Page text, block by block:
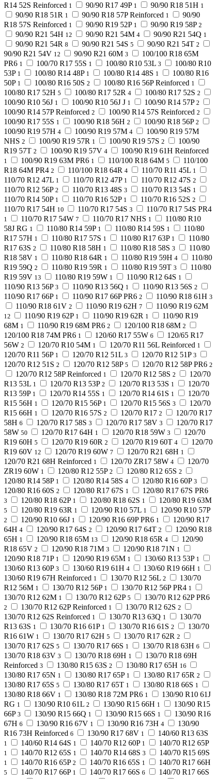
R14 52S Reinforced 1 90/90 R17 49P 1 90/90 R18 51H 1
90/90 R18 51R 1 90/90 R18 57P Reinforced 1
90/90
R18 57S Reinforced 1 90/90 R19 52P 1 90/90 R19 58P 2
90/90 R21 54H 12 90/90 R21 54M 4 90/90 R21 54Q 1
90/90 R21 54R 8 90/90 R21 54S 5 90/90 R21 54T 2
90/90 R21 54V 12 90/90 R21 60M 3
100/100 R18 65M
PR6 1 100/70 R17 55S 1 100/80 R10 53L 3
100/80 R10
53P 1 100/80 R14 48P 1 100/80 R14 48S 1
100/80 R16
50P 1 100/80 R16 50S 2 100/80 R16 56P Reinforced 1
100/80 R17 52H 5 100/80 R17 52R 4 100/80 R17 52S 2
100/90 R10 56J 1 100/90 R10 56J J 1 100/90 R14 57P 2
100/90 R14 57P Reinforced 2 100/90 R14 57S Reinforced 2
100/90 R17 55S 1 100/90 R18 56H 2 100/90 R18 56P 2
100/90 R19 57H 4 100/90 R19 57M 4
100/90 R19 57M
NHS 2 100/90 R19 57R 1 100/90 R19 57S 2
100/90
R19 57T 2 100/90 R19 57V 4 100/90 R19 61H Reinforced
1 100/90 R19 63M PR6 1 110/100 R18 64M 5
110/100
R18 64M PR4 2 110/100 R18 64R 4 110/70 R11 45L 1
110/70 R12 47L 1 110/70 R12 47P 1 110/70 R12 47S 2
110/70 R12 56P 2 110/70 R13 48S 3 110/70 R13 54S 1
110/70 R14 50P 1 110/70 R16 52P 1 110/70 R16 52S 2
110/70 R17 54H 10 110/70 R17 54S 3 110/70 R17 54S PR4
1 110/70 R17 54W 7 110/70 R17 NHS 1
110/80 R10
58J RG 1 110/80 R14 59P 1 110/80 R14 59S 1
110/80
R17 57H 1 110/80 R17 57S 1 110/80 R17 63P 1
110/80
R17 63S 2 110/80 R18 58H 1 110/80 R18 58S 3
110/80
R18 58V 1 110/80 R18 64R 1 110/80 R19 59H 4
110/80
R19 59Q 2 110/80 R19 59R 1 110/80 R19 59T 3
110/80
R19 59V 13 110/80 R19 59W 1 110/90 R12 64S 1
110/90 R13 56P 3 110/90 R13 56Q 1 110/90 R13 56S 2
110/90 R17 66P 1 110/90 R17 66P PR6 2 110/90 R18 61H 3
110/90 R18 61V 2 110/90 R19 62H 7 110/90 R19 62M
12 110/90 R19 62P 1 110/90 R19 62R 1
110/90 R19
68M 1 110/90 R19 68M PR6 2 120/100 R18 68M 2
120/100 R18 74M PR6 1 120/60 R17 55W 6
120/65 R17
56W 2 120/70 R10 54M 1 120/70 R11 56L Reinforced 1
120/70 R11 56P 1 120/70 R12 51L 3 120/70 R12 51P 3
120/70 R12 51S 2 120/70 R12 58P 5 120/70 R12 58P PR6 2
120/70 R12 58P Reinforced 1 120/70 R12 58S 2
120/70
R13 53L 1 120/70 R13 53P 2 120/70 R13 53S 1
120/70
R13 59P 1 120/70 R14 55S 1 120/70 R14 61S 1
120/70
R15 56H 1 120/70 R15 56P 1 120/70 R15 56S 3
120/70
R15 66H 1 120/70 R16 57S 2 120/70 R17 2
120/70 R17
58H 6 120/70 R17 58S 3 120/70 R17 58V 3
120/70 R17
58W 50 120/70 R17 64H 1 120/70 R18 59W 3
120/70
R19 60H 5 120/70 R19 60R 2 120/70 R19 60T 4
120/70
R19 60V 12 120/70 R19 60W 7 120/70 R21 68H 1
120/70 R21 68H Reinforced 1 120/70 ZR17 58W 4
120/70
ZR19 60W 1 120/80 R12 55P 2 120/80 R12 65S 2
120/80 R14 58P 1 120/80 R14 58S 4 120/80 R16 60P 3
120/80 R16 60S 2 120/80 R17 67S 1 120/80 R17 67S PR6
3 120/80 R18 62P 1 120/80 R18 62S 1 120/80 R19 63M
5 120/80 R19 63R 1 120/90 R10 57L 1 120/90 R10 57P
2 120/90 R10 66J 1 120/90 R16 69P PR6 1
120/90 R17
64H 4 120/90 R17 64S 2 120/90 R17 64T 2
120/90 R18
65H 1 120/90 R18 65M 13 120/90 R18 65R 4
120/90
R18 65V 2 120/90 R18 71M 3 120/90 R18 71N 1
120/90 R18 71P 1 120/90 R19 65M 1 130/60 R13 53P 1
130/60 R13 60P 3 130/60 R19 61H 4 130/60 R19 66H 1
130/60 R19 67H Reinforced 1 130/70 R12 56L 2
130/70
R12 56M 1 130/70 R12 56P 1 130/70 R12 56P PR4 1
130/70 R12 62M 1 130/70 R12 62P 5 130/70 R12 62P PR6
2 130/70 R12 62P Reinforced 1 130/70 R12 62S 2
130/70 R12 62S Reinforced 1 130/70 R13 63Q 1
130/70
R13 63S 1 130/70 R16 61P 1 130/70 R16 61S 2
130/70
R16 61W 1 130/70 R17 62H 5 130/70 R17 62R 2
130/70 R17 62S 5 130/70 R17 66S 1 130/70 R18 63H 6
130/70 R18 63V 3 130/70 R18 69H 1
130/70 R18 69H
Reinforced 3 130/80 R15 63S 2 130/80 R17 65H 16
130/80 R17 65N 1 130/80 R17 65P 1 130/80 R17 65R 2
130/80 R17 65S 5 130/80 R17 65T 1 130/80 R18 66S 1
130/80 R18 66V 1 130/80 R18 72M PR6 1
130/90 R10 61J
RG 1 130/90 R10 61L 2 130/90 R15 66H 1
130/90 R15
66P 3 130/90 R15 66Q 1 130/90 R15 66S 1
130/90 R16
67H 6 130/90 R16 67V 1 130/90 R16 73H 4
130/90
R16 73H Reinforced 6 130/90 R17 68V 1 140/60 R13 63S
1 140/60 R14 64S 1 140/70 R12 60P 1 140/70 R12 65P
1 140/70 R12 65S 1 140/70 R14 68S 3 140/70 R15 69S
1 140/70 R16 65P 2 140/70 R16 65S 1 140/70 R17 66H
5 140/70 R17 66P 1 140/70 R17 66S 6
140/70 R17 66S